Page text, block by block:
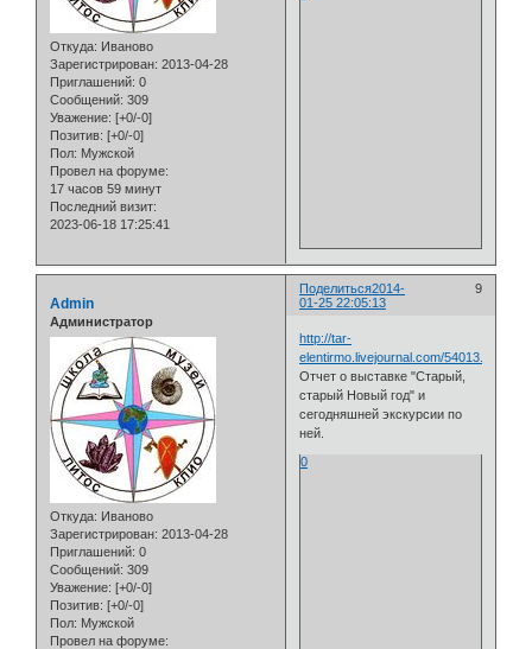
Откуда: Иваново
Зарегистрирован: 2013-04-28
Приглашений: 0
Сообщений: 309
Уважение: [+0/-0]
Позитив: [+0/-0]
Пол: Мужской
Провел на форуме:
17 часов 59 минут
Последний визит:
2023-06-18 17:25:41
Поделиться 9
2014-
01-25 22:05:13
Admin
Администратор
Откуда: Иваново
Зарегистрирован: 2013-04-28
Приглашений: 0
Сообщений: 309
Уважение: [+0/-0]
Позитив: [+0/-0]
Пол: Мужской
Провел на форуме:
http://tar-
elentirmo.livejournal.com/54013.html
Отчет о выставке "Старый,
старый Новый год" и
сегодняшней экскурсии по
ней.
0